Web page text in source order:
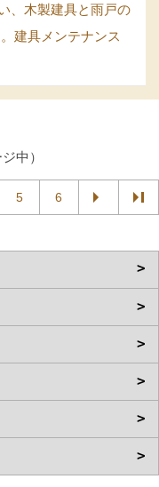
、木製建具と雨戸の
建具メンテナンス
中）
5 6